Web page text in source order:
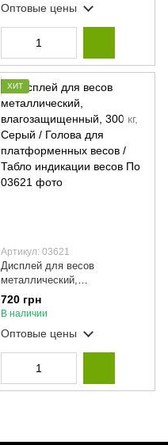
Оптовые цены
ХИТ
Артикул: 03621
Дисплей для весов
металлический,
влагозащищенный, 300 кг,
Серый / Голова для
индикации весов По
720 грн
В наличии
Оптовые цены